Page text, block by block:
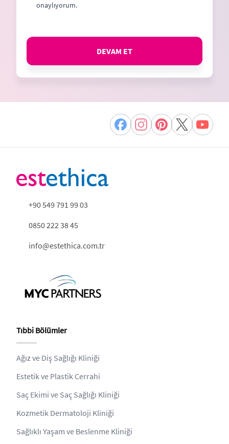
onaylıyorum.
DEVAM ET
+90 549 791 99 03
0850 222 38 45
info@estethica.com.tr
Tıbbi Bölümler
Ağız ve Diş Sağlığı Kliniği
Estetik ve Plastik Cerrahi
Saç Ekimi ve Saç Sağlığı Kliniği
Kozmetik Dermatoloji Kliniği
Sağlıklı Yaşam ve Beslenme Kliniği